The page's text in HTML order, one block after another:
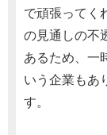
で頑張ってく
の見通しの不
あるため、一
いう企業もあ
す。